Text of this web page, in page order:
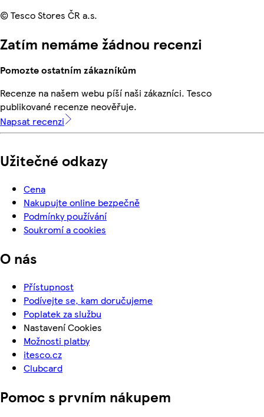
© Tesco Stores ČR a.s.
Zatím nemáme žádnou recenzi
Pomozte ostatním zákazníkům
Recenze na našem webu píší naši zákazníci. Tesco
publikované recenze neověřuje.
Napsat recenzi
Užitečné odkazy
Cena
Nakupujte online bezpečně
Podmínky používání
Soukromí a cookies
O nás
Přístupnost
Podívejte se, kam doručujeme
Poplatek za službu
Nastavení Cookies
Možnosti platby
itesco.cz
Clubcard
Pomoc s prvním nákupem